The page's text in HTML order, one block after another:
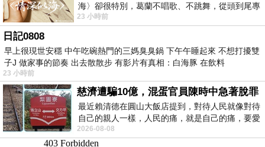
海〉卻很特別，葛蘭不唱歌、不跳舞，從頭到尾專
心演戲。拍攝期間，經常工作超過12個鐘
23 小時前
日記0808
早上很現世安穩 中午吃碗熱門的三媽臭臭鍋 下午午睡起來 不想打擾雙
子J 做家事的節奏 出去散散步 有影片有真相：白海豚 在飲料
23 小時前
慈濟遭騙10億，混蛋官員陳時中急著脫罪
最近賴清德在圓山大飯店提到，對待人民就像對待
自己的親人一樣，人民的痛，就是自己的痛，要愛
民如親，說的這麼好聽，實際上根本沒做
2026-08-08